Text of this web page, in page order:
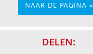
NAAR DE PAGINA »
DELEN: